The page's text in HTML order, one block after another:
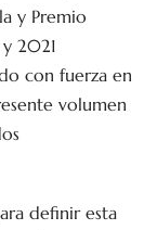
y Premio
2021
con fuerza en
volumen
definir esta